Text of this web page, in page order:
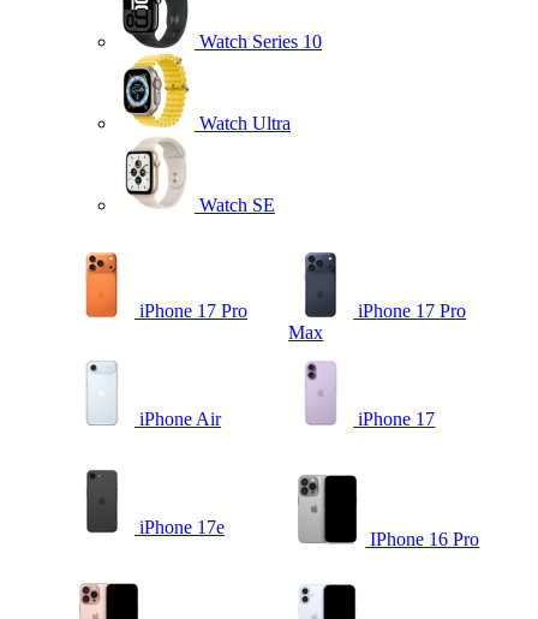
Watch Series 10
Watch Ultra
Watch SE
iPhone 17 Pro
iPhone 17 Pro
Max
iPhone Air iPhone 17
iPhone 17e
IPhone 16 Pro